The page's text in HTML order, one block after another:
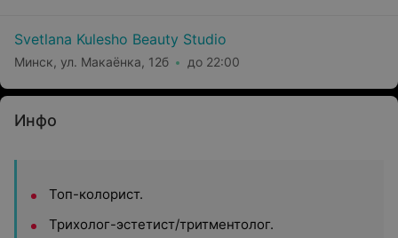
Svetlana Kulesho Beauty Studio
Минск, ул. Макаёнка, 12б до 22:00
Инфо
Топ-колорист.
Трихолог-эстетист/тритментолог.